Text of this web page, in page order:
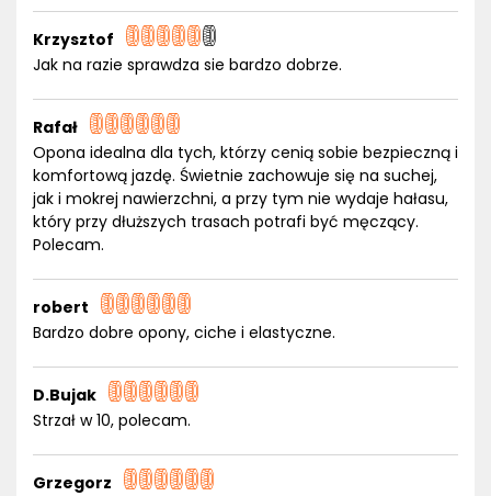
Krzysztof
Jak na razie sprawdza sie bardzo dobrze.
Rafał
Opona idealna dla tych, którzy cenią sobie bezpieczną i
komfortową jazdę. Świetnie zachowuje się na suchej,
jak i mokrej nawierzchni, a przy tym nie wydaje hałasu,
który przy dłuższych trasach potrafi być męczący.
Polecam.
robert
Bardzo dobre opony, ciche i elastyczne.
D.Bujak
Strzał w 10, polecam.
Grzegorz